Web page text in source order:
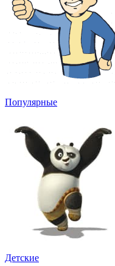
Популярные
Детские